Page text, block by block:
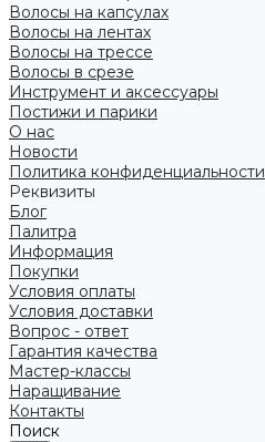
Волосы на капсулах
Волосы на лентах
Волосы на трессе
Волосы в срезе
Инструмент и аксессуары
Постижи и парики
О нас
Новости
Политика конфиденциальности
Реквизиты
Блог
Палитра
Информация
Покупки
Условия оплаты
Условия доставки
Вопрос - ответ
Гарантия качества
Мастер-классы
Наращивание
Контакты
Поиск